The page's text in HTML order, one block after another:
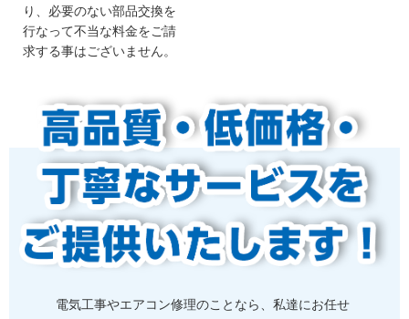
り、必要のない部品交換を
行なって不当な料金をご請
求する事はございません。
電気⼯事やエアコン修理のことなら、私達にお任せ